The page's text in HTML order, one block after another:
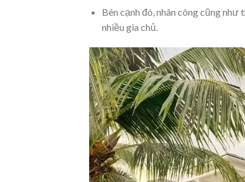
Bên cạnh đó, nhân công cũng
nhiều gia chủ.